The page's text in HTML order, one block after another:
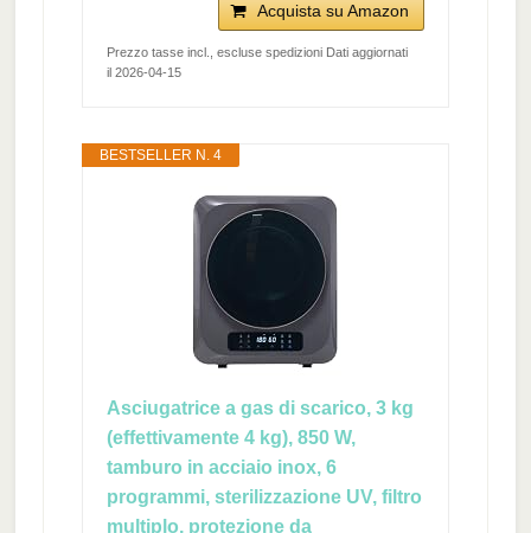
Acquista su Amazon
Prezzo tasse incl., escluse spedizioni Dati aggiornati
il 2026-04-15
BESTSELLER N. 4
Asciugatrice a gas di scarico, 3 kg
(effettivamente 4 kg), 850 W,
tamburo in acciaio inox, 6
programmi, sterilizzazione UV, filtro
multiplo, protezione da